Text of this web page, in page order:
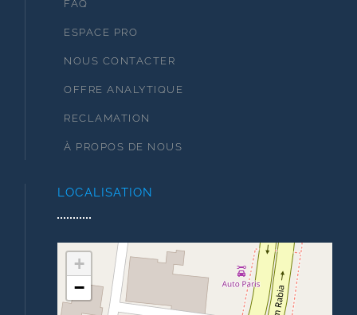
FAQ
ESPACE PRO
NOUS CONTACTER
OFFRE ANALYTIQUE
RECLAMATION
À PROPOS DE NOUS
LOCALISATION
+
−